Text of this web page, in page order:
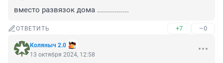
вместо развязок дома ................
ОТВЕТИТЬ +7 –0
Коляныч 2.0
13 октября 2024, 12:58